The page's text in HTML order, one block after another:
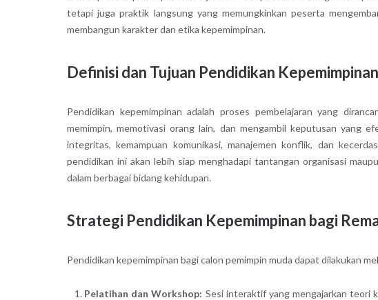
tetapi juga praktik langsung yang memungkinkan peserta
membangun karakter dan etika kepemimpinan.
Definisi dan Tujuan Pendidikan Kepemimpinan
Pendidikan kepemimpinan adalah proses pembelajaran yang
memimpin, memotivasi orang lain, dan mengambil keputusan yang
integritas, kemampuan komunikasi, manajemen konflik, dan
pendidikan ini akan lebih siap menghadapi tantangan organisasi
dalam berbagai bidang kehidupan.
Strategi Pendidikan Kepemimpinan bagi
Pendidikan kepemimpinan bagi calon pemimpin muda dapat dilakukan
Pelatihan dan Workshop: Sesi interaktif yang mengajarkan teori